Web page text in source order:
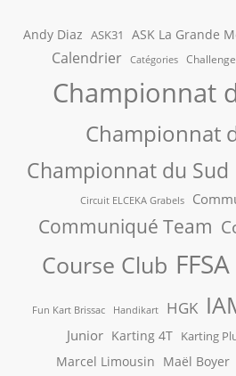
Andy Diaz ASK31 ASK La Grande
Calendrier Catégories
Championnat
Championnat
Championnat du Sud
Circuit ELCEKA Grabels
Communiqué Team
Course Club FFSA
Fun Kart Brissac Handikart HGK
Junior Karting 4T Karting
Marcel Limousin Maël Boyer